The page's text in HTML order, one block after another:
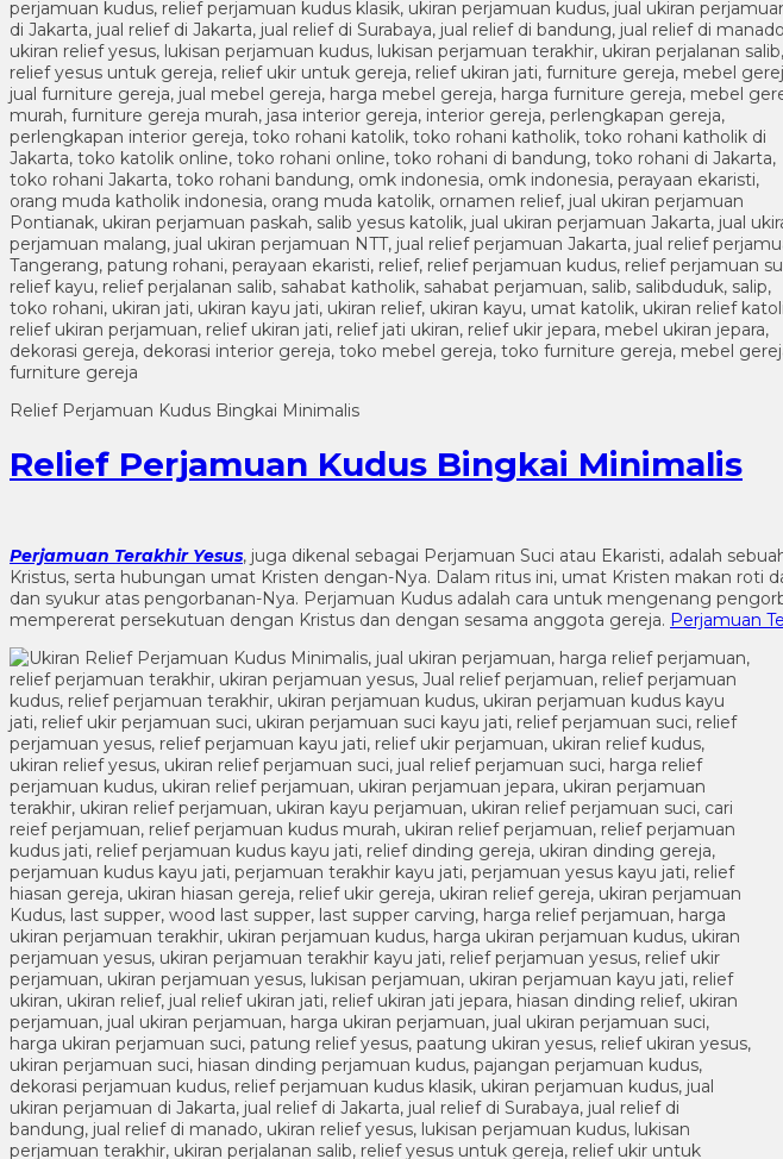
Relief Perjamuan Kudus Bingkai Minimalis
Relief Perjamuan Kudus Bingkai Minimalis
Perjamuan Terakhir Yesus, juga dikenal sebagai Perjamuan Suci atau Ekaristi, adalah
Kristus, serta hubungan umat Kristen dengan-Nya. Dalam ritus ini, umat Kristen makan
dan syukur atas pengorbanan-Nya. Perjamuan Kudus adalah cara untuk mengenang
mempererat persekutuan dengan Kristus dan dengan sesama anggota gereja. Perjamuan